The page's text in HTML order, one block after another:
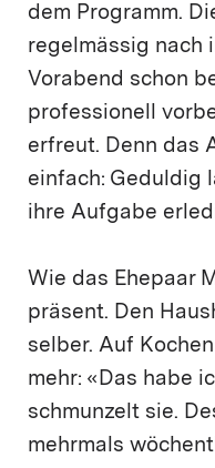
dem Programm.
regelmässig nach
Vorabend schon
professionell
erfreut. Denn das
einfach: Geduldig
ihre Aufgabe
Wie das Ehepaar
präsent. Den
selber. Auf
mehr: «Das habe
schmunzelt sie.
mehrmals